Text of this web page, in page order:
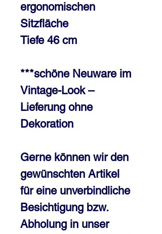
ergonomischen
Sitzfläche
Tiefe 46 cm
***schöne Neuware im
Vintage-Look –
Lieferung ohne
Dekoration
Gerne können wir den
gewünschten Artikel
für eine unverbindliche
Besichtigung bzw.
Abholung in unser